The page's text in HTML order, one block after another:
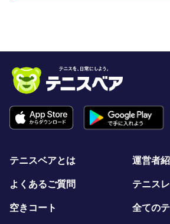
テニスベアとは 運営者
よくあるご質問 テニス
空きコート 全ての